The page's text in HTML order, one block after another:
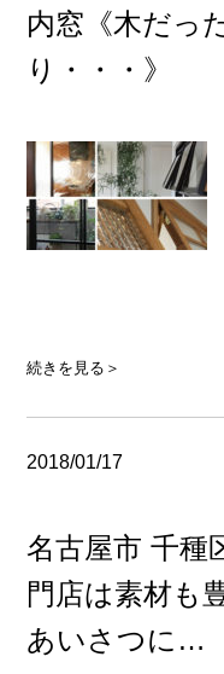
内窓《木だっ
り・・・》
続きを見る＞
2018/01/17
名古屋市 千種
門店は素材も
あいさつに…